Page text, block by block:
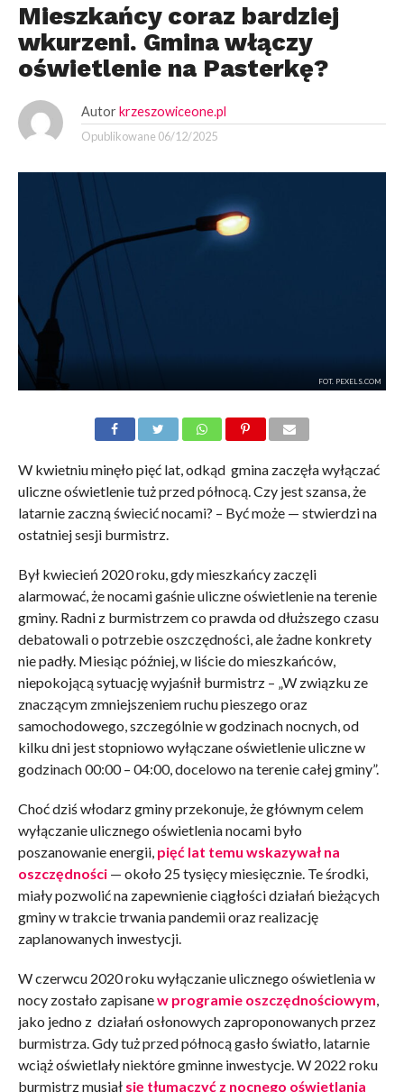
Mieszkańcy coraz bardziej
wkurzeni. Gmina włączy
oświetlenie na Pasterkę?
Autor krzeszowiceone.pl
Opublikowane 06/12/2025
FOT. PEXELS.COM
W kwietniu minęło pięć lat, odkąd gmina zaczęła wyłączać
uliczne oświetlenie tuż przed północą. Czy jest szansa, że
latarnie zaczną świecić nocami? – Być może — stwierdzi na
ostatniej sesji burmistrz.
Był kwiecień 2020 roku, gdy mieszkańcy zaczęli
alarmować, że nocami gaśnie uliczne oświetlenie na terenie
gminy. Radni z burmistrzem co prawda od dłuższego czasu
debatowali o potrzebie oszczędności, ale żadne konkrety
nie padły. Miesiąc później, w liście do mieszkańców,
niepokojącą sytuację wyjaśnił burmistrz – „W związku ze
znaczącym zmniejszeniem ruchu pieszego oraz
samochodowego, szczególnie w godzinach nocnych, od
kilku dni jest stopniowo wyłączane oświetlenie uliczne w
godzinach 00:00 – 04:00, docelowo na terenie całej gminy”.
Choć dziś włodarz gminy przekonuje, że głównym celem
wyłączanie ulicznego oświetlenia nocami było
poszanowanie energii, pięć lat temu wskazywał na
oszczędności— około 25 tysięcy miesięcznie. Te środki,
miały pozwolić na zapewnienie ciągłości działań bieżących
gminy w trakcie trwania pandemii oraz realizację
zaplanowanych inwestycji.
W czerwcu 2020 roku wyłączanie ulicznego oświetlenia w
nocy zostało zapisanew programie oszczędnościowym,
jako jedno z działań osłonowych zaproponowanych przez
burmistrza. Gdy tuż przed północą gasło światło, latarnie
wciąż oświetlały niektóre gminne inwestycje. W 2022 roku
burmistrz musiał się tłumaczyć z nocnego oświetlania